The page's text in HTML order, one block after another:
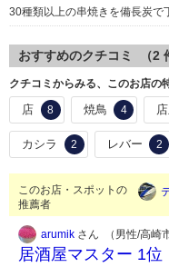
30種類以上の串焼きを備長炭で
おすすめのクチコミ （2
クチコミからみる、このお店の
店 8 焼鳥 4
カシラ 2 レバー 2
このお店・スポットの
推薦者
arumik さん （男性/高崎
居酒屋マスター 1位